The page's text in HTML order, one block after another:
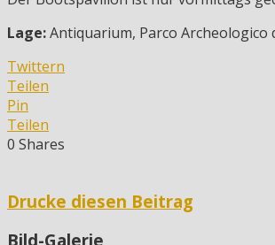
Lage:Antiquarium, Parco Archeologico
Twittern
Teilen
Pin
Teilen
0 Shares
Drucke diesen Beitrag
Bild-Galerie